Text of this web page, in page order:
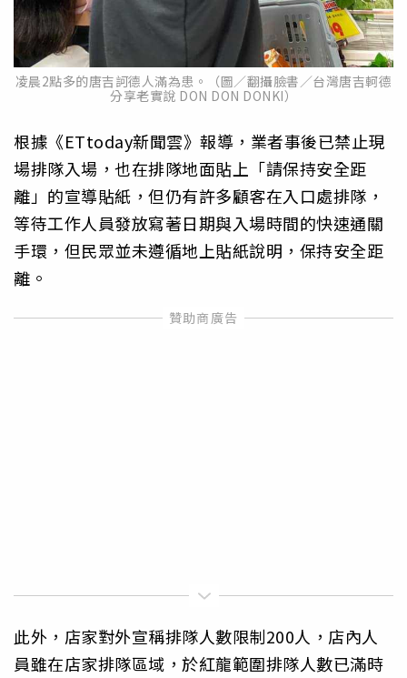
凌晨2點多的唐吉訶德人滿為患。（圖／翻攝臉書／台灣唐吉軻德
分享老實說 DON DON DONKI）
根據《ETtoday新聞雲》報導，業者事後已禁止現
場排隊入場，也在排隊地面貼上「請保持安全距
離」的宣導貼紙，但仍有許多顧客在入口處排隊，
等待工作人員發放寫著日期與入場時間的快速通關
手環，但民眾並未遵循地上貼紙說明，保持安全距
離。
此外，店家對外宣稱排隊人數限制200人，店內人
員雖在店家排隊區域，於紅龍範圍排隊人數已滿時